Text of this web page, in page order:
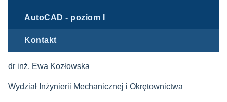
AutoCAD - poziom I
Kontakt
dr inż. Ewa Kozłowska
Wydział Inżynierii Mechanicznej i Okrętownictwa